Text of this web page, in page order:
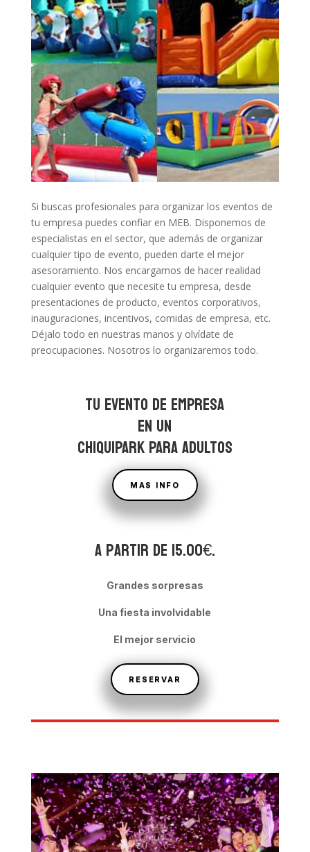
Si buscas profesionales para organizar los eventos de
tu empresa puedes confiar en MEB. Disponemos de
especialistas en el sector, que además de organizar
cualquier tipo de evento, pueden darte el mejor
asesoramiento. Nos encargamos de hacer realidad
cualquier evento que necesite tu empresa, desde
presentaciones de producto, eventos corporativos,
inauguraciones, incentivos, comidas de empresa, etc.
Déjalo todo en nuestras manos y olvídate de
preocupaciones. Nosotros lo organizaremos todo.
TU EVENTO DE EMPRESA
EN UN
CHIQUIPARK PARA ADULTOS
MAS INFO
A partir de 15.00€.
Grandes sorpresas
Una fiesta involvidable
El mejor servicio
RESERVAR